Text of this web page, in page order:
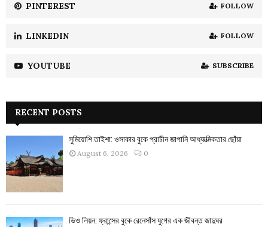
PINTEREST FOLLOW
LINKEDIN FOLLOW
YOUTUBE SUBSCRIBE
RECENT POSTS
সুমিয়োশি তাইশা: ওসাকার বুকে প্রাচীন জাপানি আধ্যাত্মিকতার ছোঁয়া
August 6, 2026 0
ভিও লিয়ন: ফ্রান্সের বুকে রেনেসাঁস যুগের এক জীবন্ত জাদুঘর